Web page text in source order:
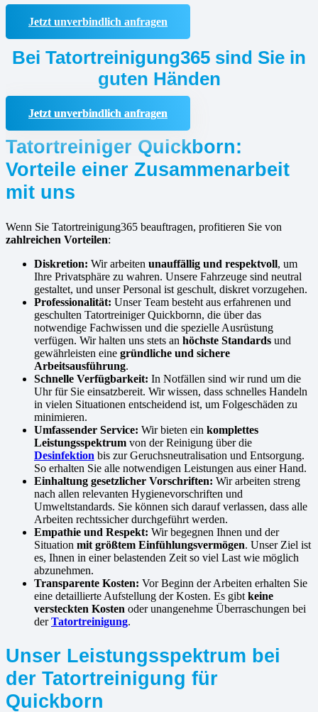
Jetzt unverbindlich anfragen
Bei Tatortreinigung365 sind Sie in
guten Händen
Jetzt unverbindlich anfragen
Tatortreiniger Quickborn:
Vorteile einer Zusammenarbeit
mit uns
Wenn Sie Tatortreinigung365 beauftragen, profitieren Sie von
zahlreichen Vorteilen:
Diskretion: Wir arbeiten unauffällig und respektvoll, um
Ihre Privatsphäre zu wahren. Unsere Fahrzeuge sind neutral
gestaltet, und unser Personal ist geschult, diskret vorzugehen.
Professionalität: Unser Team besteht aus erfahrenen und
geschulten Tatortreiniger Quickbornn, die über das
notwendige Fachwissen und die spezielle Ausrüstung
verfügen. Wir halten uns stets an höchste Standards und
gewährleisten eine gründliche und sichere
Arbeitsausführung.
Schnelle Verfügbarkeit: In Notfällen sind wir rund um die
Uhr für Sie einsatzbereit. Wir wissen, dass schnelles Handeln
in vielen Situationen entscheidend ist, um Folgeschäden zu
minimieren.
Umfassender Service: Wir bieten ein komplettes
Leistungsspektrum von der Reinigung über die
Desinfektion bis zur Geruchsneutralisation und Entsorgung.
So erhalten Sie alle notwendigen Leistungen aus einer Hand.
Einhaltung gesetzlicher Vorschriften: Wir arbeiten streng
nach allen relevanten Hygienevorschriften und
Umweltstandards. Sie können sich darauf verlassen, dass alle
Arbeiten rechtssicher durchgeführt werden.
Empathie und Respekt: Wir begegnen Ihnen und der
Situation mit größtem Einfühlungsvermögen. Unser Ziel ist
es, Ihnen in einer belastenden Zeit so viel Last wie möglich
abzunehmen.
Transparente Kosten: Vor Beginn der Arbeiten erhalten Sie
eine detaillierte Aufstellung der Kosten. Es gibt keine
versteckten Kosten oder unangenehme Überraschungen bei
derTatortreinigung.
Unser Leistungsspektrum bei
der Tatortreinigung für
Quickborn